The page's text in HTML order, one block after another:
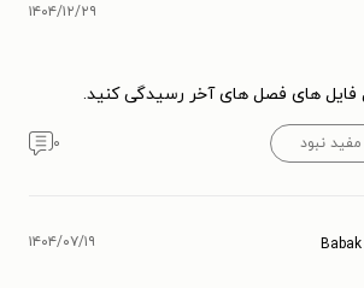
۱۴۰۴/۱۲/۲۹
فایل های فصل های آخر رسیدگی کنید.
مفید نبود ۰
۱۴۰۴/۰۷/۱۹